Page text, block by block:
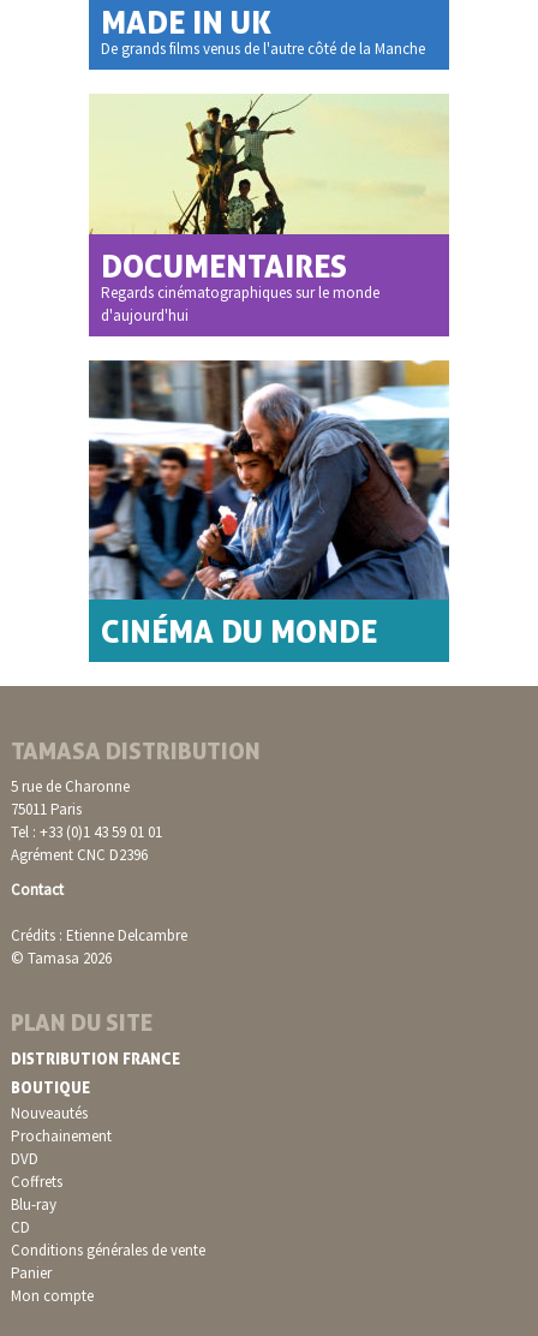
MADE IN UK
De grands films venus de l'autre côté de la Manche
DOCUMENTAIRES
Regards cinématographiques sur le monde
d'aujourd'hui
CINÉMA DU MONDE
TAMASA DISTRIBUTION
5 rue de Charonne
75011 Paris
Tel : +33 (0)1 43 59 01 01
Agrément CNC D2396
Contact
Crédits : Etienne Delcambre
© Tamasa 2026
PLAN DU SITE
DISTRIBUTION FRANCE
BOUTIQUE
Nouveautés
Prochainement
DVD
Coffrets
Blu-ray
CD
Conditions générales de vente
Panier
Mon compte